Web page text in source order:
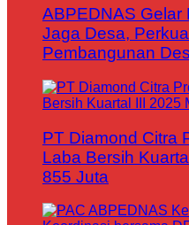
ABPEDNAS Gelar
Jaga Desa,
Pembangunan
PT Diamond Citra
Laba Bersih
855 Juta